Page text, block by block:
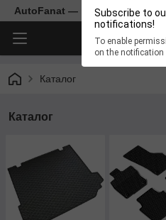
Subscribe to
notifications!
To enable
on the notification
AutoFanat — ваш партнер у
Каталог
Каталог